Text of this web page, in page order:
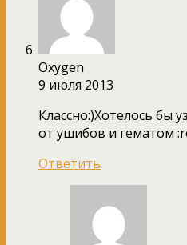
Oxygen
9 июля 2013
Классно:)Хотелось бы
от ушибов и гематом
Ответить